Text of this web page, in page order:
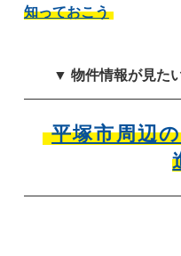
知っておこう
▼ 物件情報が見た
平塚市周辺